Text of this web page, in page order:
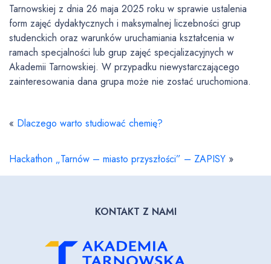
Tarnowskiej z dnia 26 maja 2025 roku w sprawie ustalenia
form zajęć dydaktycznych i maksymalnej liczebności grup
studenckich oraz warunków uruchamiania kształcenia w
ramach specjalności lub grup zajęć specjalizacyjnych w
Akademii Tarnowskiej. W przypadku niewystarczającego
zainteresowania dana grupa może nie zostać uruchomiona.
« Dlaczego warto studiować chemię?
Hackathon „Tarnów – miasto przyszłości” – ZAPISY »
KONTAKT Z NAMI